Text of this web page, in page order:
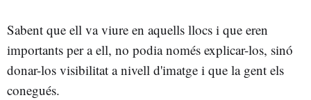
Sabent que ell va viure en aquells llocs i que eren
importants per a ell, no podia només explicar-los, sinó
donar-los visibilitat a nivell d'imatge i que la gent els
conegués.